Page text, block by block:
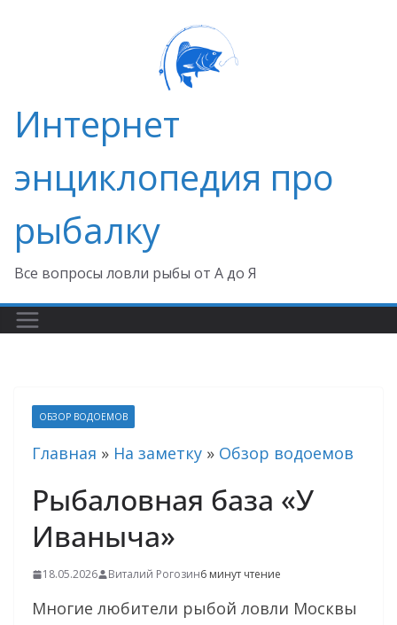
Интернет
энциклопедия про
рыбалку
Все вопросы ловли рыбы от А до Я
ОБЗОР ВОДОЕМОВ
Главная » На заметку » Обзор водоемов
Рыбаловная база «У
Иваныча»
18.05.2026 Виталий Рогозин6 минут чтение
Многие любители рыбой ловли Москвы